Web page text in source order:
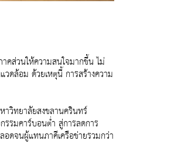
คส่วนให้ความสนใจมากขึ้น ไม่
ดล้อม ด้วยเหตุนี้ การสร้างความ
วิทยาลัยสงขลานครินทร์
รรมคาร์บอนต่ำ สู่การลดการ
ดจนผู้แทนภาคีเครือข่ายรวมกว่า